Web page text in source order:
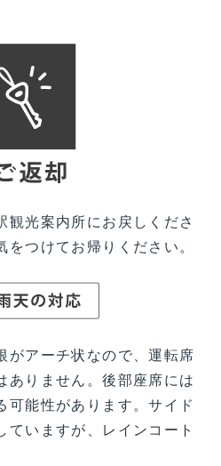
観光案内所にお戻しくださ
つけてお帰りください。
がアーチ状なので、運転席
ありません。後部座席には
可能性があります。サイド
ていますが、レインコート